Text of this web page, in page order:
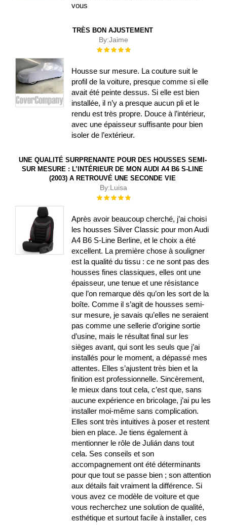
vous
TRÈS BON AJUSTEMENT
By:Jaime
Évaluation :
Housse sur mesure. La couture suit le
profil de la voiture, presque comme si elle
avait été peinte dessus. Si elle est bien
installée, il n’y a presque aucun pli et le
rendu est très propre. Douce à l’intérieur,
avec une épaisseur suffisante pour bien
isoler de l’extérieur.
UNE QUALITÉ SURPRENANTE POUR DES HOUSSES SEMI-
SUR MESURE : L’INTÉRIEUR DE MON AUDI A4 B6 S-LINE
(2003) A RETROUVÉ UNE SECONDE VIE
By:Luisa
Évaluation :
Après avoir beaucoup cherché, j’ai choisi
les housses Silver Classic pour mon Audi
A4 B6 S-Line Berline, et le choix a été
excellent. La première chose à souligner
est la qualité du tissu : ce ne sont pas des
housses fines classiques, elles ont une
épaisseur, une tenue et une résistance
que l’on remarque dès qu’on les sort de la
boîte. Comme il s’agit de housses semi-
sur mesure, je savais qu’elles ne seraient
pas comme une sellerie d’origine sortie
d’usine, mais le résultat final sur les
sièges avant, qui sont les seuls que j’ai
installés pour le moment, a dépassé mes
attentes. Elles s’ajustent très bien et la
finition est professionnelle. Sincèrement,
le mieux dans tout cela, c’est que, sans
aucune expérience en bricolage, j’ai pu les
installer moi-même sans complication.
Elles sont très intuitives à poser et restent
bien en place. Je tiens également à
mentionner le rôle de Julián dans tout
cela. Ses conseils et son
accompagnement ont été déterminants
pour que tout se passe bien ; son attention
aux détails fait vraiment la différence. Si
vous avez ce modèle de voiture et que
vous recherchez une solution de qualité,
esthétique et surtout facile à installer, ces